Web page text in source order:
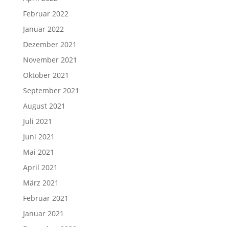
Februar 2022
Januar 2022
Dezember 2021
November 2021
Oktober 2021
September 2021
August 2021
Juli 2021
Juni 2021
Mai 2021
April 2021
März 2021
Februar 2021
Januar 2021